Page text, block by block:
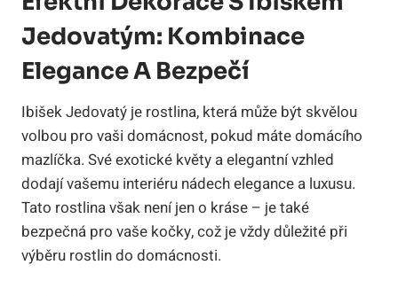
Jedovatým: Kombinace
Elegance A Bezpečí
Ibišek Jedovatý je rostlina, která může být skvělou
volbou pro vaši domácnost, pokud máte domácího
mazlíčka. Své exotické květy a elegantní vzhled
dodají vašemu interiéru nádech elegance a luxusu.
Tato rostlina však není jen o kráse – je také
bezpečná pro vaše kočky, což je vždy důležité při
výběru rostlin do domácnosti.